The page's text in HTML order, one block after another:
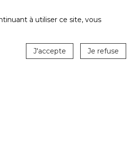
à utiliser ce site, vous
J'accepte Je refuse